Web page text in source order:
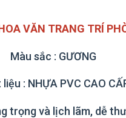
VĂN TRANG TRÍ
Màu sắc : GƯƠNG
liệu : NHỰA PVC CAO
trọng và lịch lãm, dễ